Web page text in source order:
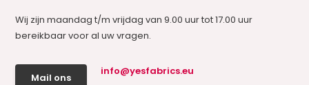
Wij zijn maandag t/m vrijdag van 9.00 uur tot 17.00 uur
bereikbaar voor al uw vragen.
Mail ons
info@yesfabrics.eu